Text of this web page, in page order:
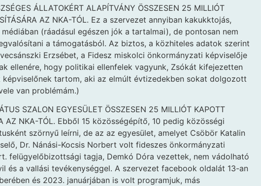
ÁLLATOKÉRT ALAPÍTVÁNY ÖSSZESEN 25 MILLIÓT
AZ NKA-TÓL. Ez a szervezet annyiban kakukktojás,
(ráadásul egészen jók a tartalmai), de pontosan nem
a támogatásból. Az biztos, a közhiteles adatok szerint
Erzsébet, a Fidesz miskolci önkormányzati képviselője
ellenére, hogy politikai ellenfelek vagyunk, Zsókát kifejezetten
képviselőnek tartom, aki az elmúlt évtizedekben sokat dolgozott
van problémám.)
SZALON EGYESÜLET ÖSSZESEN 25 MILLIÓT KAPOTT
AZ NKA-TÓL. Ebből 15 közösségépítő, 10 pedig közösségi
szörnyű leírni, de az az egyesület, amelyet Csöbör Katalin
Dr. Nánási-Kocsis Norbert volt fideszes önkormányzati
felügyelőbizottsági tagja, Demkó Dóra vezettek, nem vádolható
és a vallási tevékenységgel. A szervezet facebook oldalát 13-an
és 2023. januárjában is volt programjuk, más